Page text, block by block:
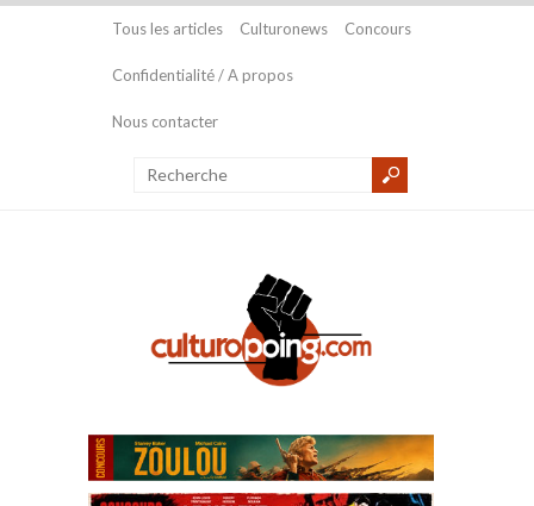
Tous les articles Culturonews Concours
Confidentialité / A propos
Nous contacter